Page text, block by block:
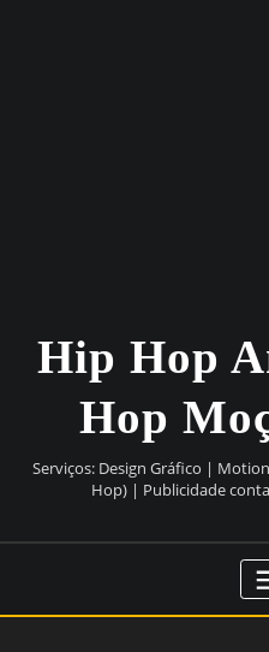
Hip Hop
Hop
Serviços: Design Gráfico |
Hop) | Publicidade